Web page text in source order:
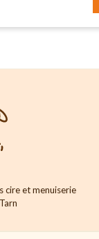
cire et menuiserie